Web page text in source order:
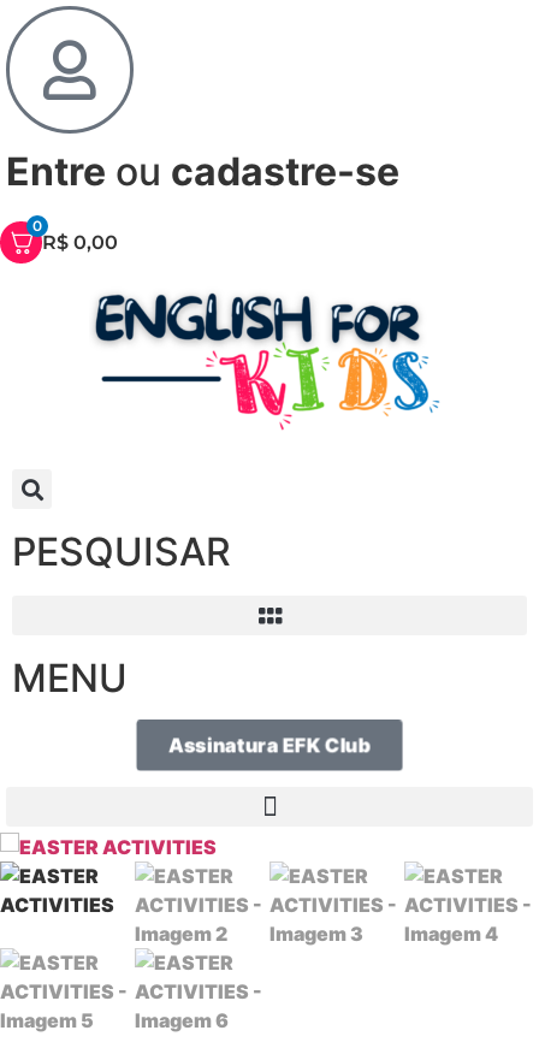
Entre ou cadastre-se
0
R$ 0,00
PESQUISAR
MENU
Assinatura EFK Club